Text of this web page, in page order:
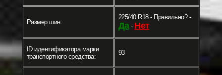
Размер шин:
225/40 R18 - Правильно? -
Да- Нет
ID идентификатора марки
транспортного средства:
93